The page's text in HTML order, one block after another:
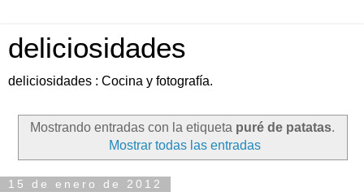
deliciosidades
deliciosidades : Cocina y fotografía.
Mostrando entradas con la etiqueta puré de patatas.
Mostrar todas las entradas
15 de enero de 2012